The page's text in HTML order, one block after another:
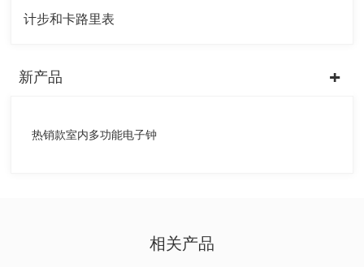
计步和卡路里表
新产品
热销款室内多功能电子钟
相关产品